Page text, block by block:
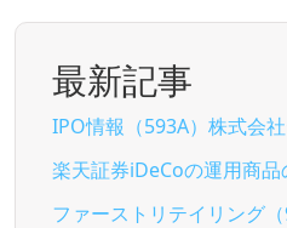
最新記事
IPO情報（593A）株式会
楽天証券iDeCoの運用商品
ファーストリテイリング